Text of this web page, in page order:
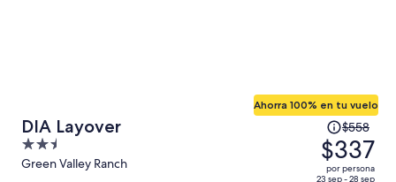
DIA Layover
2.5
out
Green Valley Ranch
Ahorra 100% en tu vuelo
El
precio
era
$558
$337
por persona
23 sep - 28 sep